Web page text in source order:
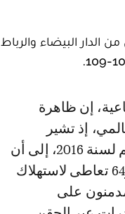
الدار البيضاء والرباط
إذ تشير
إحصائيات مكتب الأمم المتحدة لمكافحة المخدرات والجرائم لسنة 2016، إلى أن
حوالي واحد من كل 20 شخصا تتراوح أعمارهم بين 15 سنة و64 تعاطى لاستهلاك
29 مليون شخص مدمنون على